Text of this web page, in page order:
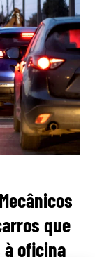
que
à oficina